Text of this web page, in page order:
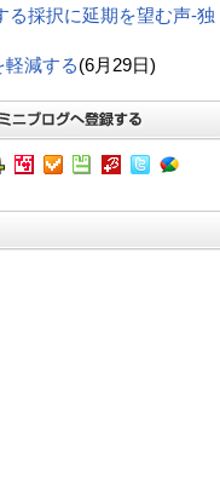
る採択に延期を望む声-独
減する(6月29日)